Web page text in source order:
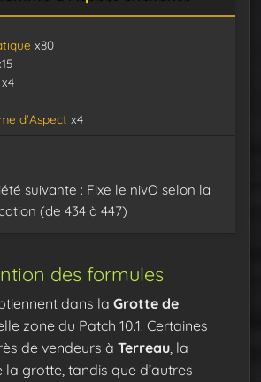
x80
x4
d’Aspect x4
suivante : Fixe le nivO selon la
(de 434 à 447)
des formules
dans la Grotte de
zone du Patch 10.1. Certaines
de vendeurs à Terreau, la
la grotte, tandis que d’autres